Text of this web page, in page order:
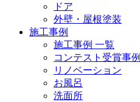
ドア
外壁・屋根塗装
施工事例
施工事例 一覧
コンテスト受賞事例
リノベーション
お風呂
洗面所